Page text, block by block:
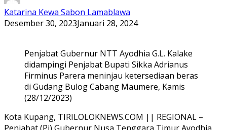
Katarina Kewa Sabon Lamablawa
Desember 30, 2023Januari 28, 2024
Penjabat Gubernur NTT Ayodhia G.L. Kalake
didampingi Penjabat Bupati Sikka Adrianus
Firminus Parera meninjau ketersediaan beras
di Gudang Bulog Cabang Maumere, Kamis
(28/12/2023)
Kota Kupang, TIRILOLOKNEWS.COM || REGIONAL –